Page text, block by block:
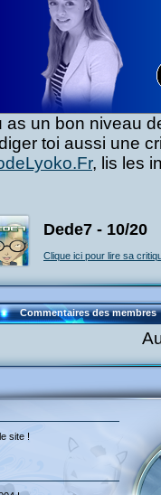
as un bon niveau
toi aussi une
, lis les
Dede7 - 10/20
Clique ici pour lire sa
Commentaires des membres
site !